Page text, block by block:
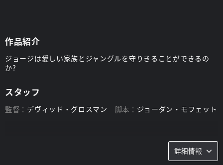
作品紹介
ジョージは愛しい家族とジャングルを守りきることができるの
か?
スタッフ
監督： デヴィッド・グロスマン 脚本： ジョーダン・モフェット
詳細情報